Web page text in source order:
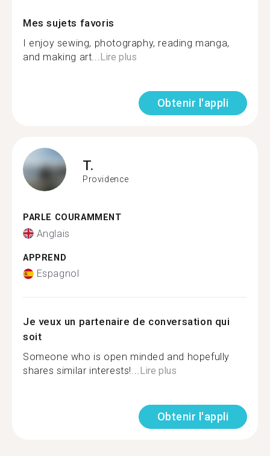
Mes sujets favoris
I enjoy sewing, photography, reading manga,
and making art...Lire plus
Obtenir l'appli
T.
Providence
PARLE COURAMMENT
Anglais
APPREND
Espagnol
Je veux un partenaire de conversation qui
soit
Someone who is open minded and hopefully
shares similar interests!...Lire plus
Obtenir l'appli